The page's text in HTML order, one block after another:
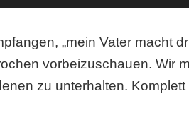
„mein Vater macht
vorbeizuschauen. Wir
zu unterhalten. Komplett